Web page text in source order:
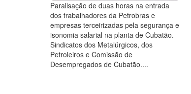
Paralisação de duas horas na entrada
dos trabalhadores da Petrobras e
empresas terceirizadas pela segurança e
isonomia salarial na planta de Cubatão.
Sindicatos dos Metalúrgicos, dos
Petroleiros e Comissão de
Desempregados de Cubatão....